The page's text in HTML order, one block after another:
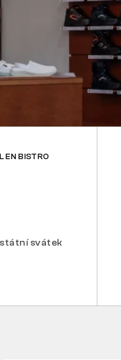
EN BISTRO
svátek